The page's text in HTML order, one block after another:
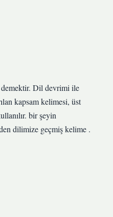
Dil devrimi ile
kapsam kelimesi, üst
bir şeyin
dilimize geçmiş kelime .